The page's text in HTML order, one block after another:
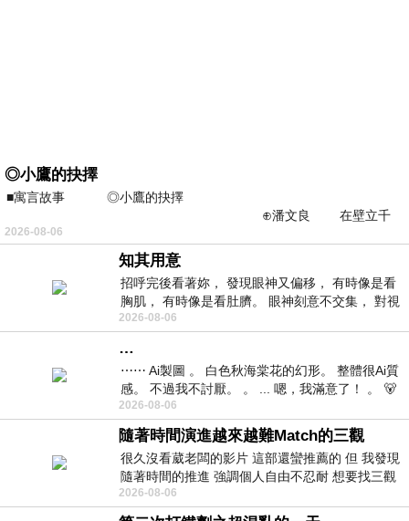
◎小鷹的抉擇
■寓言故事 ◎小鷹的抉擇
⊕潘文良 在壁立千
仞的懸崖上，有一座遮天蔽
2026-08-06
知其用意
招呼完後看著妳， 發現眼神又偏移， 有時像是看
胸肌， 有時像是看肚臍。 眼神刻意不交集， 對視
視線不對齊， 讓我很難不
2026-08-06
…
⋯⋯ Ai製圖 。 白色秋海棠花的幻形。 整體很Ai質
感。 不過我不討厭。 。 ... 嗯，我滿意了！ 。 🐻
昨中
2026-08-06
隨著時間演進越來越難Match的三觀
很久沒看葳老闆的影片 這部還蠻推薦的 但 我發現
隨著時間的推進 強調個人自由不忍耐 想要找三觀
接近的不要說對象 連朋友都超
2026-08-06